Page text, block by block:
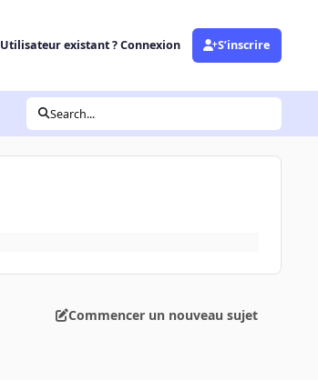
Utilisateur existant ? Connexion S’inscrire
Search...
Commencer un nouveau sujet